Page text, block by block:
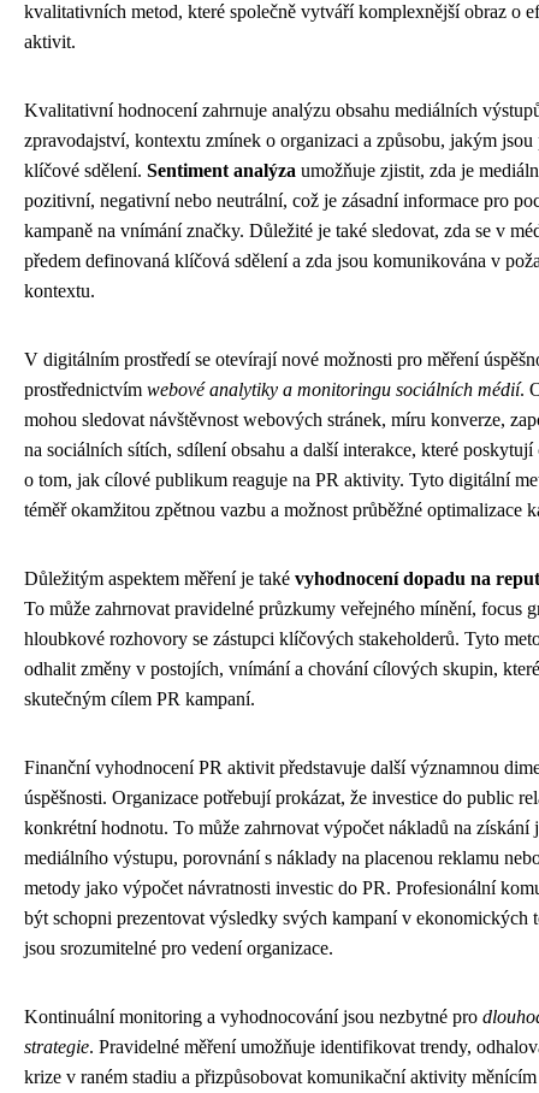
kvalitativních metod, které společně vytváří komplexnější obraz o
aktivit.
Kvalitativní hodnocení zahrnuje analýzu obsahu mediálních
zpravodajství, kontextu zmínek o organizaci a způsobu, jakým jsou
klíčové sdělení. Sentiment analýza umožňuje zjistit, zda je
pozitivní, negativní nebo neutrální, což je zásadní informace pro
kampaně na vnímání značky. Důležité je také sledovat, zda se v
předem definovaná klíčová sdělení a zda jsou komunikována v
kontextu.
V digitálním prostředí se otevírají nové možnosti pro měření
prostřednictvím webové analytiky a monitoringu sociálních médií.
mohou sledovat návštěvnost webových stránek, míru konverze,
na sociálních sítích, sdílení obsahu a další interakce, které poskytují
o tom, jak cílové publikum reaguje na PR aktivity. Tyto digitální
téměř okamžitou zpětnou vazbu a možnost průběžné optimalizace
Důležitým aspektem měření je také vyhodnocení dopadu na
To může zahrnovat pravidelné průzkumy veřejného mínění, focus
hloubkové rozhovory se zástupci klíčových stakeholderů. Tyto
odhalit změny v postojích, vnímání a chování cílových skupin,
skutečným cílem PR kampaní.
Finanční vyhodnocení PR aktivit představuje další významnou
úspěšnosti. Organizace potřebují prokázat, že investice do public
konkrétní hodnotu. To může zahrnovat výpočet nákladů na získání
mediálního výstupu, porovnání s náklady na placenou reklamu
metody jako výpočet návratnosti investic do PR. Profesionální
být schopni prezentovat výsledky svých kampaní v ekonomických
jsou srozumitelné pro vedení organizace.
Kontinuální monitoring a vyhodnocování jsou nezbytné pro
strategie. Pravidelné měření umožňuje identifikovat trendy,
krize v raném stadiu a přizpůsobovat komunikační aktivity